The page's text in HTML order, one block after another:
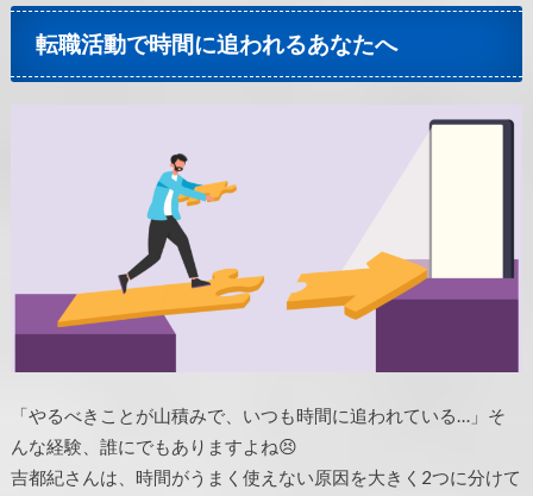
転職活動で時間に追われるあなたへ
「やるべきことが山積みで、いつも時間に追われている…」そ
んな経験、誰にでもありますよね😣
吉都紀さんは、時間がうまく使えない原因を大きく2つに分けて